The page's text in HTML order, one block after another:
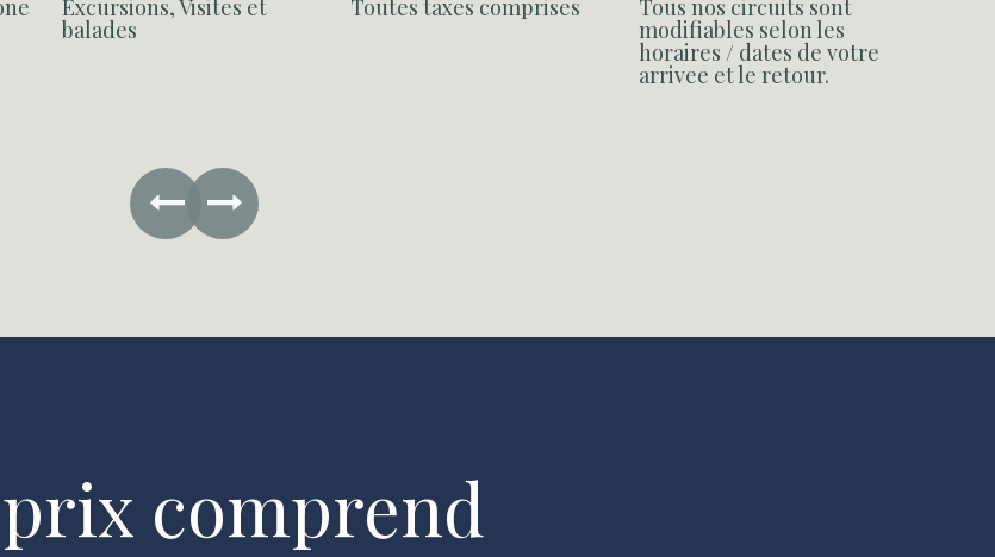
Previous
Excursions, Visites et
balades
Toutes taxes comprises Tous nos circuits sont
modifiables selon les
horaires / dates de votre
arrivee et le retour.
Next
comprend